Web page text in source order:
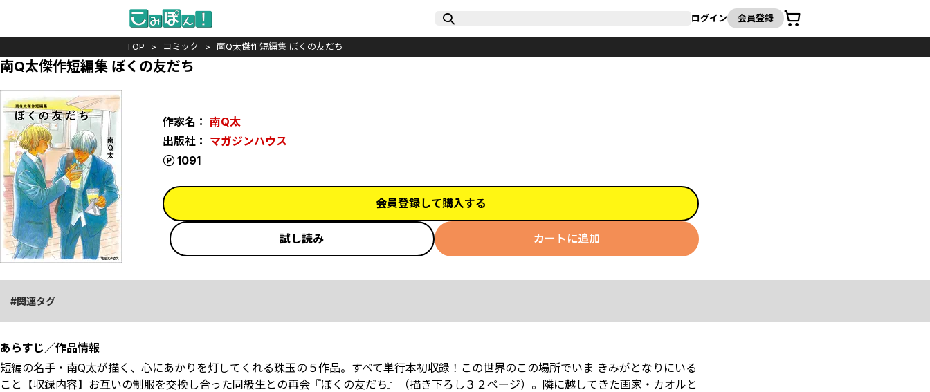
ログイン 会員登録
カート
TOP コミック 南Q太傑作短編集 ぼくの友だち
南Q太傑作短編集 ぼくの友だち
作家名： 南Q太
出版社： マガジンハウス
1091
会員登録して購入する
試し読み カートに追加
関連タグ
あらすじ／作品情報
短編の名手・南Q太が描く、心にあかりを灯してくれる珠玉の５作品。すべて単行本初収録！この世界のこの場所でいま きみがとなりにいる
こと【収録内容】お互いの制服を交換し合った同級生との再会『ぼくの友だち』（描き下ろし３２ページ）。隣に越してきた画家・カオルと